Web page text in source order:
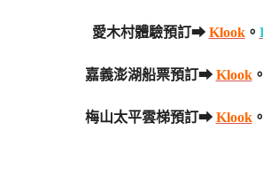
愛木村體驗預訂➡ Klook。
嘉義澎湖船票預訂➡ Klook。
梅山太平雲梯預訂➡ Klook。